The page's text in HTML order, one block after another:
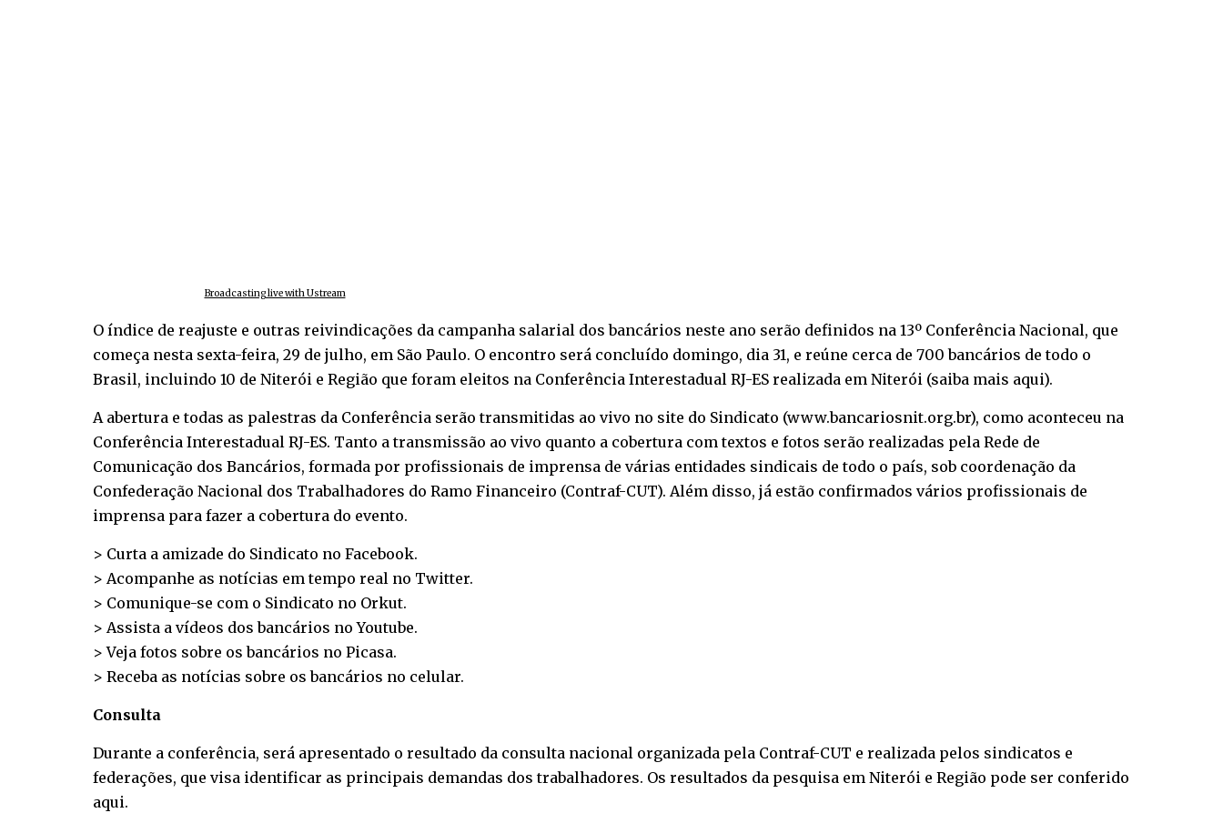
Broadcasting live with Ustream
O índice de reajuste e outras reivindicações da campanha salarial dos bancários neste ano serão definidos na 13º Conferência Nacional, que
começa nesta sexta-feira, 29 de julho, em São Paulo. O encontro será concluído domingo, dia 31, e reúne cerca de 700 bancários de todo o
Brasil, incluindo 10 de Niterói e Região que foram eleitos na Conferência Interestadual RJ-ES realizada em Niterói (saiba mais aqui).
A abertura e todas as palestras da Conferência serão transmitidas ao vivo no site do Sindicato (www.bancariosnit.org.br), como aconteceu na
Conferência Interestadual RJ-ES. Tanto a transmissão ao vivo quanto a cobertura com textos e fotos serão realizadas pela Rede de
Comunicação dos Bancários, formada por profissionais de imprensa de várias entidades sindicais de todo o país, sob coordenação da
Confederação Nacional dos Trabalhadores do Ramo Financeiro (Contraf-CUT). Além disso, já estão confirmados vários profissionais de
imprensa para fazer a cobertura do evento.
> Curta a amizade do Sindicato no Facebook.
> Acompanhe as notícias em tempo real no Twitter.
> Comunique-se com o Sindicato no Orkut.
> Assista a vídeos dos bancários noYoutube.
> Veja fotos sobre os bancários no Picasa.
> Receba as notícias sobre os bancários no celular.
Consulta
Durante a conferência, será apresentado o resultado da consulta nacional organizada pela Contraf-CUT e realizada pelos sindicatos e
federações, que visa identificar as principais demandas dos trabalhadores. Os resultados da pesquisa em Niterói e Região pode ser conferido
aqui.